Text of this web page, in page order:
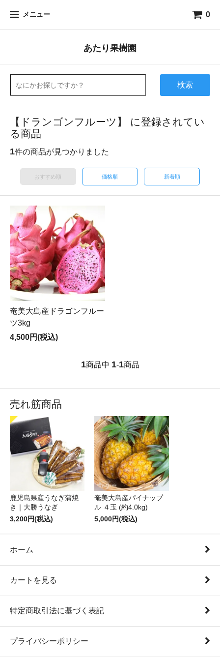
メニュー 0
あたり果樹園
検索
【ドランゴンフルーツ】 に登録されてい
る商品
1件の商品が見つかりました
おすすめ順 価格順 新着順
奄美大島産ドラゴンフルー
ツ3kg
4,500円(税込)
1商品中 1-1商品
売れ筋商品
鹿児島県産うなぎ蒲焼
き｜大勝うなぎ
3,200円(税込)
奄美大島産パイナップ
ル ４玉 (約4.0kg)
5,000円(税込)
ホーム
カートを見る
特定商取引法に基づく表記
プライバシーポリシー